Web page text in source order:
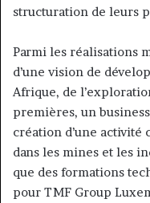
structuration de leurs
Parmi les réalisations
d’une vision de
Afrique, de
premières, un
création d’une activité
dans les mines et les
que des formations
pour TMF Group